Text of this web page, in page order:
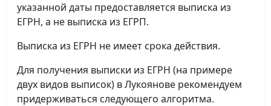
указанной даты предоставляется выписка из
ЕГРН, а не выписка из ЕГРП.
Выписка из ЕГРН не имеет срока действия.
Для получения выписки из ЕГРН (на примере
двух видов выписок) в Лукоянове рекомендуем
придерживаться следующего алгоритма.